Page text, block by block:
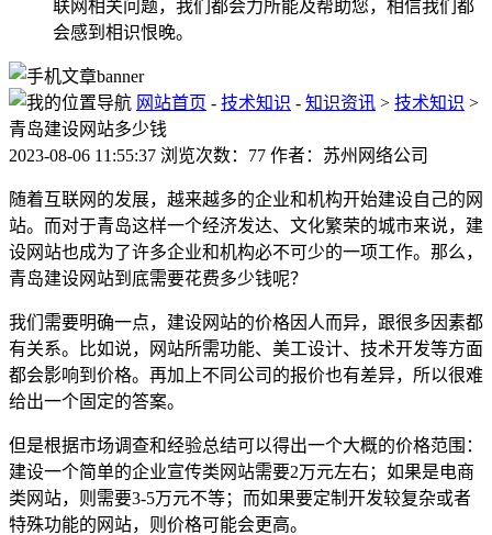
联网相关问题，我们都会力所能及帮助您，相信我们都
会感到相识恨晚。
网站首页 - 技术知识 - 知识资讯 > 技术知识 >
青岛建设网站多少钱
2023-08-06 11:55:37 浏览次数：77 作者：苏州网络公司
随着互联网的发展，越来越多的企业和机构开始建设自己的网
站。而对于青岛这样一个经济发达、文化繁荣的城市来说，建
设网站也成为了许多企业和机构必不可少的一项工作。那么，
青岛建设网站到底需要花费多少钱呢？
我们需要明确一点，建设网站的价格因人而异，跟很多因素都
有关系。比如说，网站所需功能、美工设计、技术开发等方面
都会影响到价格。再加上不同公司的报价也有差异，所以很难
给出一个固定的答案。
但是根据市场调查和经验总结可以得出一个大概的价格范围：
建设一个简单的企业宣传类网站需要2万元左右；如果是电商
类网站，则需要3-5万元不等；而如果要定制开发较复杂或者
特殊功能的网站，则价格可能会更高。